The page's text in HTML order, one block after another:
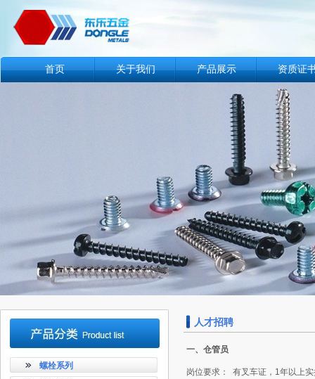
首页 关于我们 产品展示 资质证
人才招聘
一、仓管员
岗位要求： 有叉车证，1年以上
螺栓系列